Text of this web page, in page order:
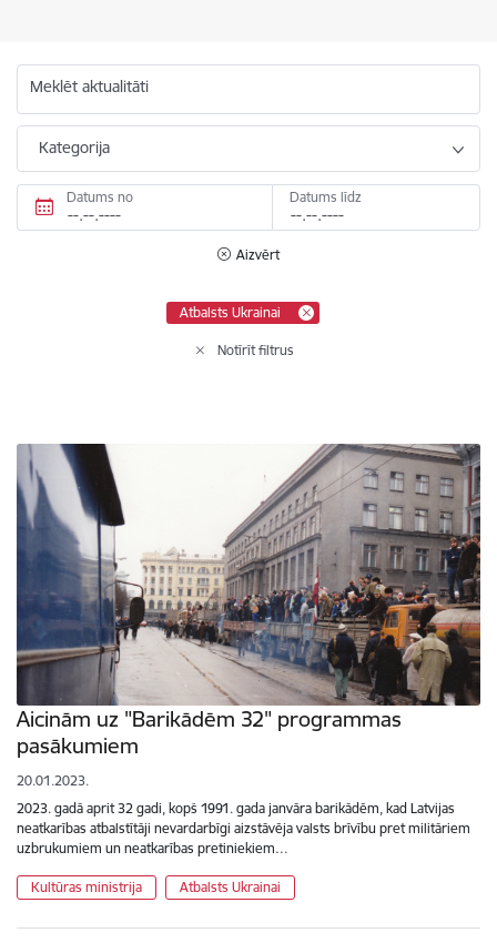
Meklēt aktualitāti
Kategorija
Datums no Datums līdz
Aizvērt
Atbalsts Ukrainai
Notīrīt filtrus
Aicinām uz "Barikādēm 32" programmas
pasākumiem
20.01.2023.
2023. gadā aprit 32 gadi, kopš 1991. gada janvāra barikādēm, kad Latvijas
neatkarības atbalstītāji nevardarbīgi aizstāvēja valsts brīvību pret militāriem
uzbrukumiem un neatkarības pretiniekiem…
Kultūras ministrija Atbalsts Ukrainai